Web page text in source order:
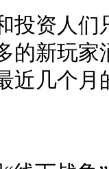
资人们
的新玩
近几个